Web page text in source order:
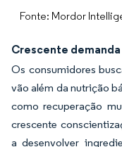
Fonte: Mordor
Crescente
Os consumidores
vão além da nutrição
como recuperação
crescente
a desenvolver